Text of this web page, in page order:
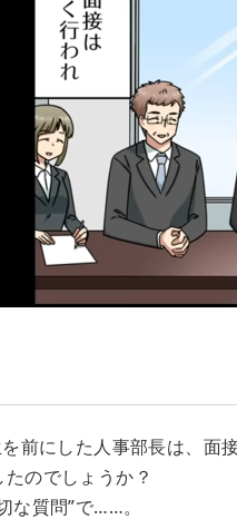
前にした人事部長は、面
のでしょうか？
な質問”で……。